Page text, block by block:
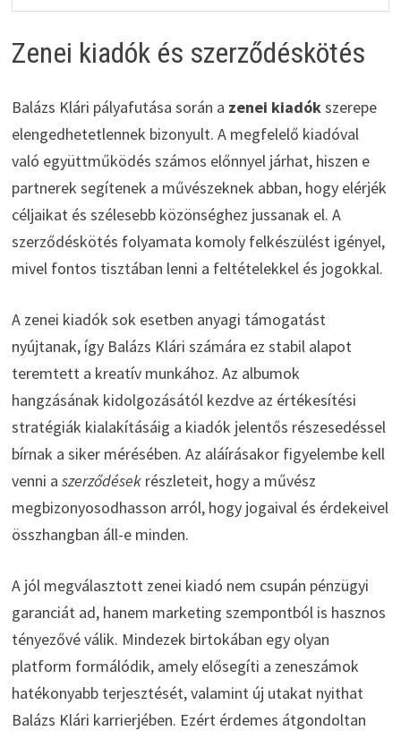
Zenei kiadók és szerződéskötés
Balázs Klári pályafutása során a zenei kiadókszerepe
elengedhetetlennek bizonyult. A megfelelő kiadóval
való együttműködés számos előnnyel járhat, hiszen e
partnerek segítenek a művészeknek abban, hogy elérjék
céljaikat és szélesebb közönséghez jussanak el. A
szerződéskötés folyamata komoly felkészülést igényel,
mivel fontos tisztában lenni a feltételekkel és jogokkal.
A zenei kiadók sok esetben anyagi támogatást
nyújtanak, így Balázs Klári számára ez stabil alapot
teremtett a kreatív munkához. Az albumok
hangzásának kidolgozásától kezdve az értékesítési
stratégiák kialakításáig a kiadók jelentős részesedéssel
bírnak a siker mérésében. Az aláírásakor figyelembe kell
venni a szerződésekrészleteit, hogy a művész
megbizonyosodhasson arról, hogy jogaival és érdekeivel
összhangban áll-e minden.
A jól megválasztott zenei kiadó nem csupán pénzügyi
garanciát ad, hanem marketing szempontból is hasznos
tényezővé válik. Mindezek birtokában egy olyan
platform formálódik, amely elősegíti a zeneszámok
hatékonyabb terjesztését, valamint új utakat nyithat
Balázs Klári karrierjében. Ezért érdemes átgondoltan